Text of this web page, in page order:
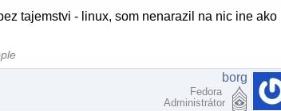
tajemstvi - linux, som nenarazil na nic ine ako
borg
Fedora
Administrátor